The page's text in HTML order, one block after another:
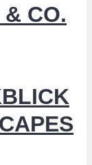
CO.